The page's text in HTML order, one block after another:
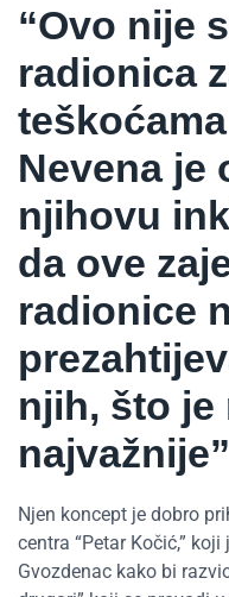
“Ovo nije
radionica
Nevena je
njihovu
da ove
radionice
njih, što
najvažnije”
Njen koncept je dobro
centra “Petar Kočić,”
Gvozdenac kako bi